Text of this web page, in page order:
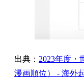
出典： 2023年度・
漫画順位） - 海外